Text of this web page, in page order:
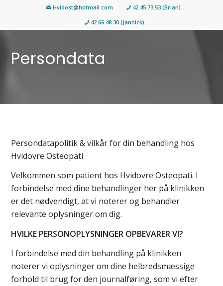
Hvidost@hotmail.com
42 45 73 53 (Brian)
42 66 48 30 (Jannick)
Persondata
Persondatapolitik & vilkår for din behandling hos
Hvidovre Osteopati
Velkommen som patient hos Hvidovre Osteopati. I
forbindelse med dine behandlinger her på klinikken
er det nødvendigt, at vi noterer og behandler
relevante oplysninger om dig.
HVILKE PERSONOPLYSNINGER OPBEVARER VI?
I forbindelse med din behandling på klinikken
noterer vi oplysninger om dine helbredsmæssige
forhold til brug for den journalføring, som vi efter